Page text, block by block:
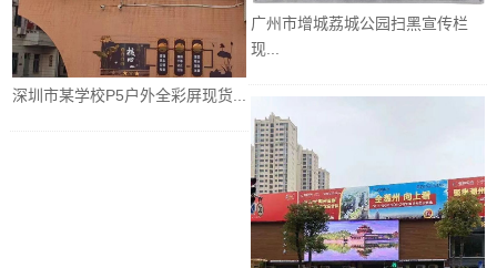
深圳市某学校P5户外全彩屏现货...
广州市增城荔城公园扫黑宣传栏
现...